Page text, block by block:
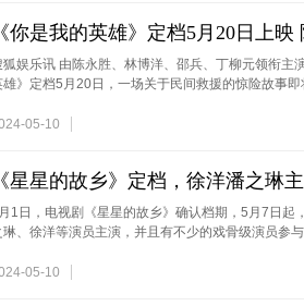
《你是我的英雄》定档5月20日上
狐娱乐讯 由陈永胜、林博洋、邵兵、丁柳元领衔主
雄》定档5月20日，一场关于民间救援的惊险故事
05-10
《星星的故乡》定档，徐洋潘之琳
1日，电视剧《星星的故乡》确认档期，5月7日起
琳、徐洋等演员主演，并且有不少的戏骨级演员参
05-10